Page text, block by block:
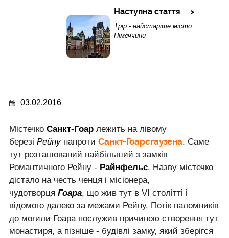
Наступна стаття
Трір - найстаріше місто
Німеччини
03.02.2016
Містечко Санкт-Гоар лежить на лівому
березі Рейну напроти Санкт-Гоарсгаузена. Саме
тут розташований найбільший з замків
Романтичного Рейну - Райнфельс. Назву містечко
дістало на честь ченця і місіонера,
чудотворця Гоара, що жив тут в VI столітті і
відомого далеко за межами Рейну. Потік паломників
до могили Гоара послужив причиною створення тут
монастиря, а пізніше - будівлі замку, який зберігся